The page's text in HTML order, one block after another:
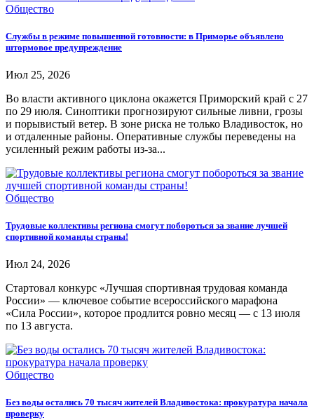
Общество
Службы в режиме повышенной готовности: в Приморье объявлено
штормовое предупреждение
Июл 25, 2026
Во власти активного циклона окажется Приморский край с 27
по 29 июля. Синоптики прогнозируют сильные ливни, грозы
и порывистый ветер. В зоне риска не только Владивосток, но
и отдаленные районы. Оперативные службы переведены на
усиленный режим работы из-за...
Общество
Трудовые коллективы региона смогут побороться за звание лучшей
спортивной команды страны!
Июл 24, 2026
Стартовал конкурс «Лучшая спортивная трудовая команда
России» — ключевое событие всероссийского марафона
«Сила России», которое продлится ровно месяц — с 13 июля
по 13 августа.
Общество
Без воды остались 70 тысяч жителей Владивостока: прокуратура начала
проверку